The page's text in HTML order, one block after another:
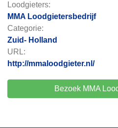
Loodgieters:
MMA Loodgietersbedrijf
Categorie:
Zuid- Holland
URL:
http://mmaloodgieter.nl/
Bezoek MMA